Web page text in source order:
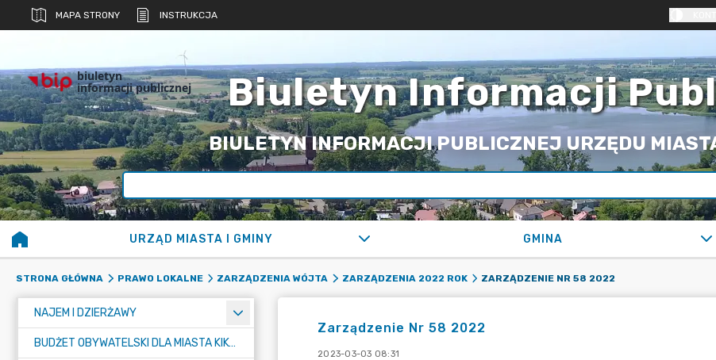
MAPA STRONY INSTRUKCJA
biuletyn
informacji publicznej Biuletyn Informacji
BIULETYN INFORMACJI PUBLICZNEJ URZĘDU
URZĄD MIASTA I GMINY GMINA
STRONA GŁÓWNA PRAWO LOKALNE ZARZĄDZENIA WÓJTA ZARZĄDZENIA 2022 ROK ZARZĄDZENIE NR 58 2022
NAJEM I DZIERŻAWY
BUDŻET OBYWATELSKI DLA MIASTA KIKÓŁ
Zarządzenie Nr 58 2022
2023-03-03 08:31